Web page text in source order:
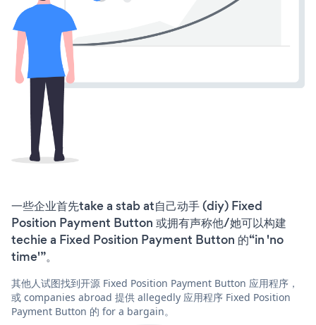
一些企业首先take a stab at自己动手 (diy) Fixed
Position Payment Button 或拥有声称他/她可以构建
techie a Fixed Position Payment Button 的“in 'no
time'”。
其他人试图找到开源 Fixed Position Payment Button 应用程序，
或 companies abroad 提供 allegedly 应用程序 Fixed Position
Payment Button 的 for a bargain。